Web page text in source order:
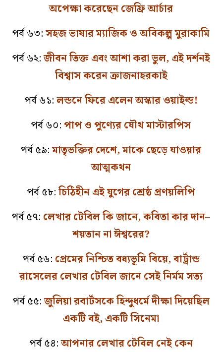
অপেক্ষা করেছেন জেফ্রি আর্চার
পর্ব ৬৩:সহজ ভাষার ম্যাজিক ও অবিকল্প মুরাকামি
পর্ব ৬২:জীবন তিক্ত এবং আশা করা ভুল, এই দর্শনই
বিশ্বাস করেন ক্রাজনাহরকাই
পর্ব ৬১:লন্ডনে ফিরে এলেন অস্কার ওয়াইল্ড!
পর্ব ৬০:পাপ ও পুণ্যের যৌথ মাস্টারপিস
পর্ব ৫৯:মাতৃভক্তির দেশে, মাকে ছেড়ে যাওয়ার
আত্মকথন
পর্ব ৫৮:চিঠিহীন এই যুগের শ্রেষ্ঠ প্রণয়লিপি
পর্ব ৫৭: লেখার টেবিল কি জানে, কবিতা কার দান–
শয়তান না ঈশ্বরের?
পর্ব ৫৬: প্রেমের নিশ্চিত বধ্যভূমি বিয়ে, বার্ট্রান্ড
রাসেলের লেখার টেবিল জানে সেই নির্মম সত্য
পর্ব ৫৫:জুলিয়া রবার্টসকে হিন্দুধর্মে দীক্ষা দিয়েছিল
একটি বই, একটি সিনেমা
পর্ব ৫৪:আপনার লেখার টেবিল নেই কেন